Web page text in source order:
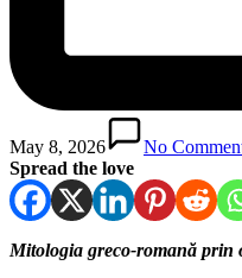
May 8, 2026
No
Spread the love
Mitologia greco-romană